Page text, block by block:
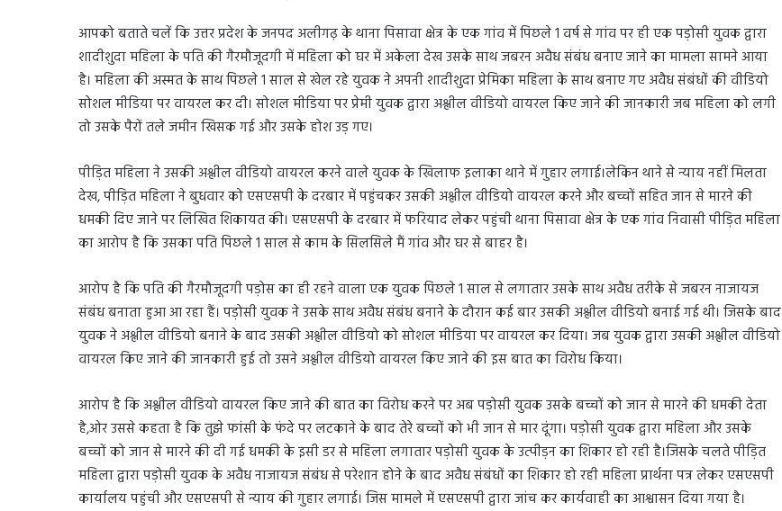
आपको बताते चलें कि उत्तर प्रदेश के जनपद अलीगढ़ के थाना पिसावा क्षेत्र के एक गांव में पिछले 1 वर्ष से गांव पर ही एक पड़ोसी युवक द्वारा
शादीशुदा महिला के पति की गैरमौजूदगी में महिला को घर में अकेला देख उसके साथ जबरन अवैध संबंध बनाए जाने का मामला सामने आया
है। महिला की अस्मत के साथ पिछले 1 साल से खेल रहे युवक ने अपनी शादीशुदा प्रेमिका महिला के साथ बनाए गए अवैध संबंधों की वीडियो
सोशल मीडिया पर वायरल कर दी। सोशल मीडिया पर प्रेमी युवक द्वारा अश्लील वीडियो वायरल किए जाने की जानकारी जब महिला को लगी
तो उसके पैरों तले जमीन खिसक गई और उसके होश उड़ गए।
पीड़ित महिला ने उसकी अश्लील वीडियो वायरल करने वाले युवक के खिलाफ इलाका थाने में गुहार लगाई।लेकिन थाने से न्याय नहीं मिलता
देख, पीड़ित महिला ने बुधवार को एसएसपी के दरबार में पहुंचकर उसकी अश्लील वीडियो वायरल करने और बच्चों सहित जान से मारने की
धमकी दिए जाने पर लिखित शिकायत की। एसएसपी के दरबार में फरियाद लेकर पहुंची थाना पिसावा क्षेत्र के एक गांव निवासी पीड़ित महिला
का आरोप है कि उसका पति पिछले 1 साल से काम के सिलसिले मैं गांव और घर से बाहर है।
आरोप है कि पति की गैरमौजूदगी पड़ोस का ही रहने वाला एक युवक पिछले 1 साल से लगातार उसके साथ अवैध तरीके से जबरन नाजायज
संबंध बनाता हुआ आ रहा हैं। पड़ोसी युवक ने उसके साथ अवैध संबंध बनाने के दौरान कई बार उसकी अश्लील वीडियो बनाई गई थी। जिसके बाद
युवक ने अश्लील वीडियो बनाने के बाद उसकी अश्लील वीडियो को सोशल मीडिया पर वायरल कर दिया। जब युवक द्वारा उसकी अश्लील वीडियो
वायरल किए जाने की जानकारी हुई तो उसने अश्लील वीडियो वायरल किए जाने की इस बात का विरोध किया।
आरोप है कि अश्लील वीडियो वायरल किए जाने की बात का विरोध करने पर अब पड़ोसी युवक उसके बच्चों को जान से मारने की धमकी देता
है,ओर उससे कहता है कि तुझे फांसी के फंदे पर लटकाने के बाद तेरे बच्चों को भी जान से मार दूंगा। पड़ोसी युवक द्वारा महिला और उसके
बच्चों को जान से मारने की दी गई धमकी के इसी डर से महिला लगातार पड़ोसी युवक के उत्पीड़न का शिकार हो रही है।जिसके चलते पीड़ित
महिला द्वारा पड़ोसी युवक के अवैध नाजायज संबंध से परेशान होने के बाद अवैध संबंधों का शिकार हो रही महिला प्रार्थना पत्र लेकर एसएसपी
कार्यालय पहुंची और एसएसपी से न्याय की गुहार लगाई। जिस मामले में एसएसपी द्वारा जांच कर कार्यवाही का आश्वासन दिया गया है।